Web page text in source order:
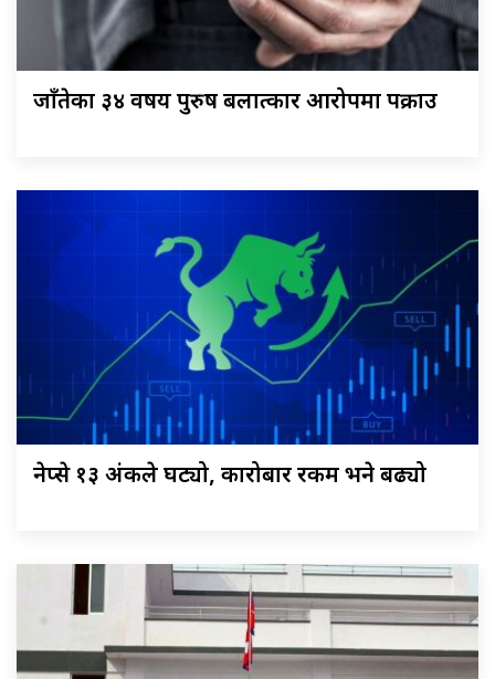
जाँतेका ३४ वर्षीय पुरुष बलात्कार आरोपमा पक्राउ
नेप्से १३ अंकले घट्यो, कारोबार रकम भने बढ्यो